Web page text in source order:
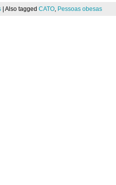
Also tagged CATO, Pessoas obesas